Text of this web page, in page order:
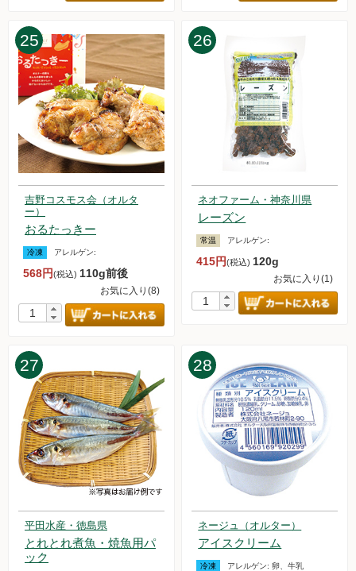
2023.1.21【毎週土曜日更新！】アイテムを更新しました。
2023.1.14【毎週土曜日更新！】アイテムを更新しました。
2023.1.8【お試しセット】販売を再開しました。
2023.1.7【毎週土曜日更新！】アイテムを更新しました。
25
吉野コスモス会（オルタ
ー）
おるたっきー
冷凍 アレルゲン:
568円(税込) 110g前後
お気に入り(8)
26
ネオファーム・神奈川県
レーズン
常温 アレルゲン:
415円(税込) 120g
お気に入り(1)
27
平田水産・徳島県
とれとれ煮魚・焼魚用パ
ック
28
ネージュ（オルター）
アイスクリーム
冷凍 アレルゲン:卵、牛乳